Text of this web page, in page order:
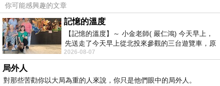
你可能感興趣的文章
記憶的溫度
【記憶的溫度】～ 小金老師( 嚴仁鴻) 今天早上，
先送走了今天早上從北投來參觀的三台遊覽車，原
以為展場已經差不多要安靜下來，卻發
2026-08-07
局外人
對那些苦勸你以大局為重的人來說，你只是他們眼中的局外人。